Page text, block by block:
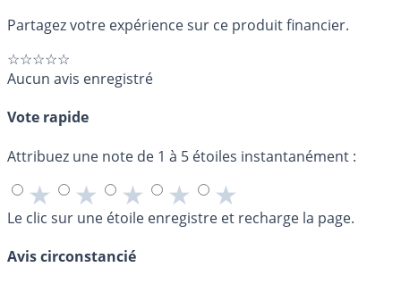
Partagez votre expérience sur ce produit financier.
☆☆☆☆☆
Aucun avis enregistré
Vote rapide
Attribuez une note de 1 à 5 étoiles instantanément :
★ ★ ★ ★ ★
Le clic sur une étoile enregistre et recharge la page.
Avis circonstancié